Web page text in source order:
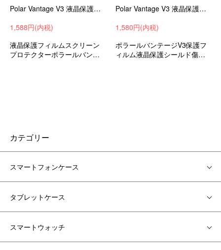
Polar Vantage V3 液晶保護フィルム 2枚入り PMMA素材 傷防止 プロテクター フィルム ポラール バンテージ V3 保護シート 液晶保護プロテクター
1,588円(内税)
液晶保護フィルムスクリーン
プロテクターポラールバンテ
Polar Vantage V3 液晶保護フィルム 2枚セット TPU HDソフトフィルム ポラール バンテージ V3 保護シート 傷防止 シート
1,580円(内税)
ポラールバンテージV3保護フ
ィルム液晶保護シールド傷防
カテゴリー
スマートフォンケース
タブレットケース
スマートウォッチ